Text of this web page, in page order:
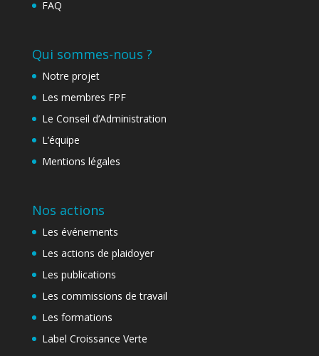
FAQ
Qui sommes-nous ?
Notre projet
Les membres FPF
Le Conseil d’Administration
L’équipe
Mentions légales
Nos actions
Les événements
Les actions de plaidoyer
Les publications
Les commissions de travail
Les formations
Label Croissance Verte